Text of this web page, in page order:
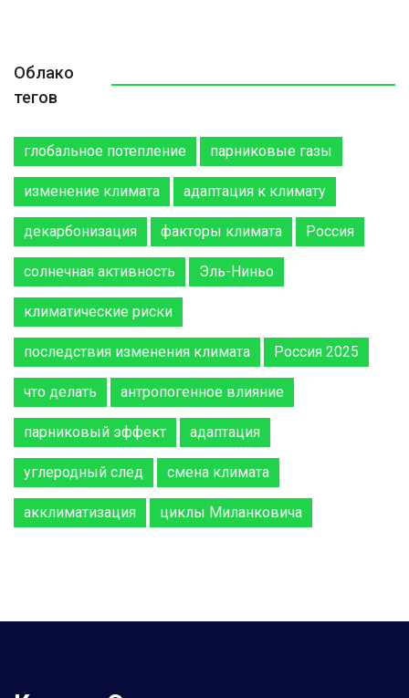
Облако
тегов
глобальное потепление парниковые газы
изменение климата адаптация к климату
декарбонизация факторы климата Россия
солнечная активность Эль-Ниньо
климатические риски
последствия изменения климата Россия 2025
что делать антропогенное влияние
парниковый эффект адаптация
углеродный след смена климата
акклиматизация циклы Миланковича